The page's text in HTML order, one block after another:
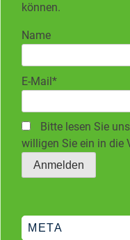
können.
Name
E-Mail*
Bitte lesen Sie
willigen Sie ein in die
META